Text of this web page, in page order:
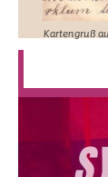
Kartengruß